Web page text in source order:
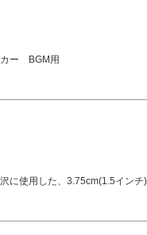
カー BGM用
に使用した、3.75cm(1.5イン